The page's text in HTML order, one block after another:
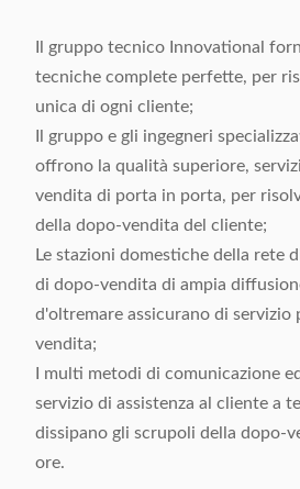
Il gruppo tecnico Innovational
tecniche complete perfette, per
unica di ogni cliente;
Il gruppo e gli ingegneri
offrono la qualità superiore,
vendita di porta in porta, per
della dopo-vendita del cliente;
Le stazioni domestiche della rete
di dopo-vendita di ampia
d'oltremare assicurano di servizio
vendita;
I multi metodi di comunicazione
servizio di assistenza al cliente a
dissipano gli scrupoli della dopo-
ore.